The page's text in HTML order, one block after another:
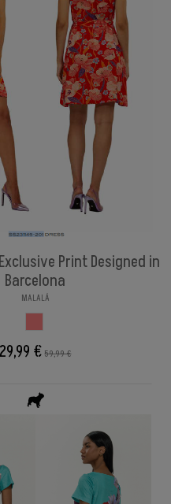
Print Designed in
Barcelona
MALALÁ
29,99 € 59,99 €